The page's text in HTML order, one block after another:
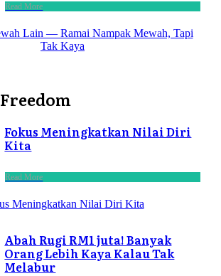
Read More
Lain — Ramai Nampak Mewah, Tapi
Tak Kaya
Fokus Meningkatkan Nilai Diri
Kita
Read More
Meningkatkan Nilai Diri Kita
Abah Rugi RM1 juta! Banyak
Orang Lebih Kaya Kalau Tak
Melabur